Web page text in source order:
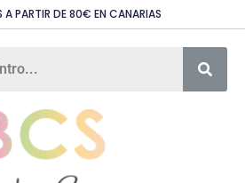
A PARTIR DE 80€ EN CANARIAS